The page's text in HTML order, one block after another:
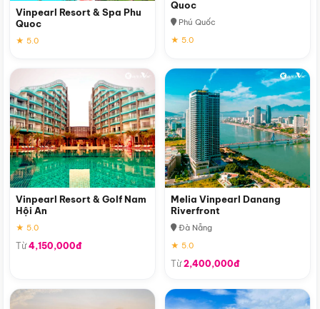
Vinpearl Resort & Spa Phu
Quoc
★ 5.0
Quoc
Phú Quốc
★ 5.0
Vinpearl Resort & Golf Nam
Hội An
★ 5.0
Từ4,150,000đ
Melia Vinpearl Danang
Riverfront
Đà Nẵng
★ 5.0
Từ2,400,000đ